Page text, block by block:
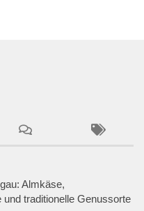
Almkäse,
traditionelle Genussorte